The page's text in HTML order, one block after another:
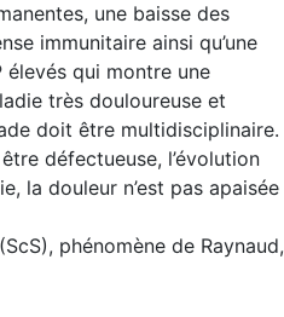
une baisse des
immunitaire ainsi qu’une
élevés qui montre une
très douloureuse et
doit être multidisciplinaire.
défectueuse, l’évolution
la douleur n’est pas apaisée
phénomène de Raynaud,